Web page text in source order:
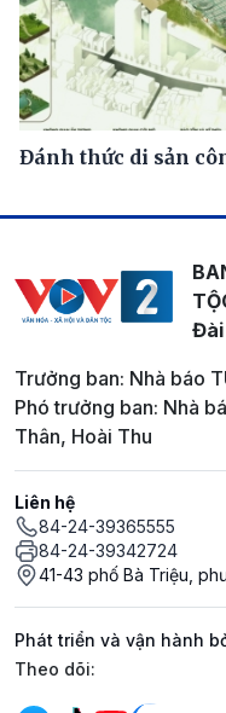
Đánh thức di sản
Đài
Trưởng ban: Nhà báo
Phó trưởng ban: Nhà
Thân, Hoài Thu
Liên hệ
84-24-39365555
84-24-39342724
41-43 phố Bà Triệu,
Phát triển và vận hành
Mạng xã hội
Theo dõi: